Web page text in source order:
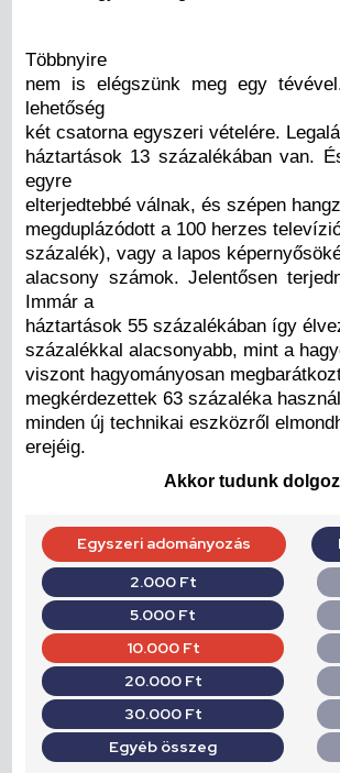
Többnyire
nem is elégszünk meg egy
lehetőség
két csatorna egyszeri vételére.
háztartások 13 százalékában van.
egyre
elterjedtebbé válnak, és szépen
megduplázódott a 100 herzes
százalék), vagy a lapos
alacsony számok. Jelentősen
Immár a
háztartások 55 százalékában így
százalékkal alacsonyabb, mint a
viszont hagyományosan
megkérdezettek 63 százaléka
minden új technikai eszközről
erejéig.
Akkor tudunk